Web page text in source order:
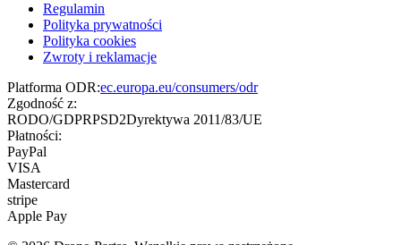
Regulamin
Polityka prywatności
Polityka cookies
Zwroty i reklamacje
Platforma ODR:ec.europa.eu/consumers/odr
Zgodność z:
RODO/GDPRPSD2Dyrektywa 2011/83/UE
Płatności:
PayPal
VISA
Mastercard
stripe
Apple Pay